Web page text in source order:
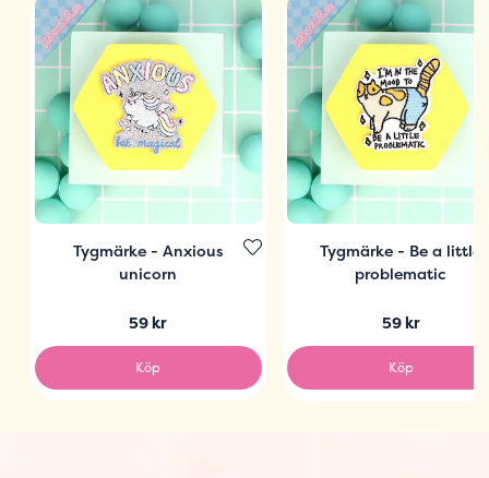
Tygmärke - Anxious
unicorn
59 kr
Köp
Tygmärke - Be a little
problematic
59 kr
Köp